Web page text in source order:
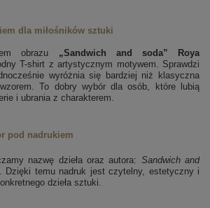
dla miłośników sztuki
obrazu „Sandwich and soda” Roya
T-shirt z artystycznym motywem. Sprawdzi
wyróżnia się bardziej niż klasyczna
To dobry wybór dla osób, które lubią
i ubrania z charakterem.
pod nadrukiem
nazwę dzieła oraz autora: Sandwich and
Dzięki temu nadruk jest czytelny, estetyczny i
dzieła sztuki.